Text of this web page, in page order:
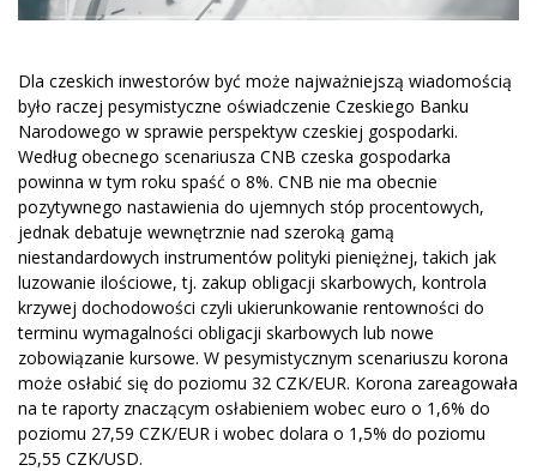
Dla czeskich inwestorów być może najważniejszą wiadomością
było raczej pesymistyczne oświadczenie Czeskiego Banku
Narodowego w sprawie perspektyw czeskiej gospodarki.
Według obecnego scenariusza CNB czeska gospodarka
powinna w tym roku spaść o 8%. CNB nie ma obecnie
pozytywnego nastawienia do ujemnych stóp procentowych,
jednak debatuje wewnętrznie nad szeroką gamą
niestandardowych instrumentów polityki pieniężnej, takich jak
luzowanie ilościowe, tj. zakup obligacji skarbowych, kontrola
krzywej dochodowości czyli ukierunkowanie rentowności do
terminu wymagalności obligacji skarbowych lub nowe
zobowiązanie kursowe. W pesymistycznym scenariuszu korona
może osłabić się do poziomu 32 CZK/EUR. Korona zareagowała
na te raporty znaczącym osłabieniem wobec euro o 1,6% do
poziomu 27,59 CZK/EUR i wobec dolara o 1,5% do poziomu
25,55 CZK/USD.